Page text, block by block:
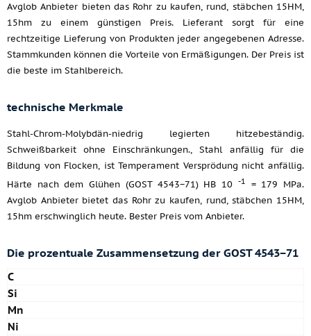
Avglob Anbieter bieten das Rohr zu kaufen, rund, stäbchen 15HM,
15hm zu einem günstigen Preis. Lieferant sorgt für eine
rechtzeitige Lieferung von Produkten jeder angegebenen Adresse.
Stammkunden können die Vorteile von Ermäßigungen. Der Preis ist
die beste im Stahlbereich.
technische Merkmale
Stahl-Chrom-Molybdän-niedrig legierten hitzebeständig.
Schweißbarkeit ohne Einschränkungen., Stahl anfällig für die
Bildung von Flocken, ist Temperament Versprödung nicht anfällig.
Härte nach dem Glühen (GOST 4543−71) HB 10 -1
= 179 MPa.
Avglob Anbieter bietet das Rohr zu kaufen, rund, stäbchen 15HM,
15hm erschwinglich heute. Bester Preis vom Anbieter.
Die prozentuale Zusammensetzung der GOST 4543−71
C
Si
Mn
Ni